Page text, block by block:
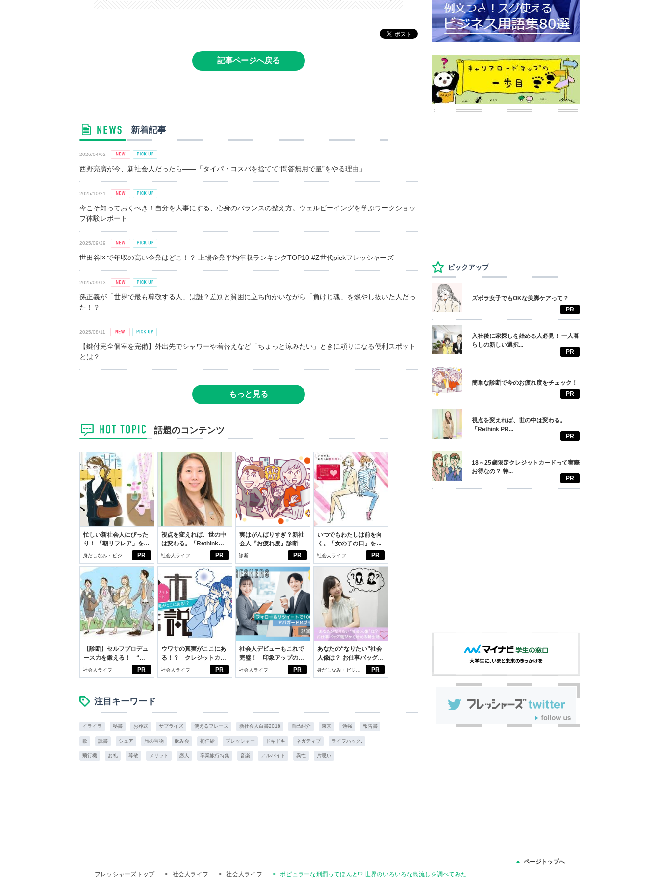
記事ページへ戻る
新着記事
2026/04/02
西野亮廣が今、新社会人だったら――「タイパ・コスパを捨てて“問答無用で量”をやる理由」
2025/10/21
今こそ知っておくべき！自分を大事にする、心身のバランスの整え方。ウェルビーイングを学ぶワークショッ
プ体験レポート
2025/09/29
世田谷区で年収の高い企業はどこ！？ 上場企業平均年収ランキングTOP10 #Z世代pickフレッシャーズ
2025/09/13
孫正義が「世界で最も尊敬する人」は誰？差別と貧困に立ち向かいながら「負けじ魂」を燃やし抜いた人だっ
た！？
2025/08/11
【鍵付完全個室を完備】外出先でシャワーや着替えなど「ちょっと涼みたい」ときに頼りになる便利スポット
とは？
もっと見る
話題のコンテンツ
PR
忙しい新社会人にぴった
り！ 「朝リフレア」をは
じめよう。しっかりニオ
イケアして24時間快適。
身だしなみ・ビジネ
スアイテム
PR
視点を変えれば、世の中
は変わる。「Rethink
PROJECT」がつたえた
社会人ライフ PR
実はがんばりすぎ？新社
会人『お疲れ度』診断
診断 PR
いつでもわたしは前を向
く。「女の子の日」を前
向きに♪社会人エリ・大
社会人ライフ
PR
【診断】セルフプロデュ
ース力を鍛える！ “ジ
ブン観”診断
社会人ライフ PR
ウワサの真実がここにあ
る！？ クレジットカー
ドの都市伝説
社会人ライフ PR
社会人デビューもこれで
完璧！ 印象アップのセ
ルフプロデュース術
社会人ライフ PR
あなたの“なりたい”社会
人像は？ お仕事バッグ選
びから始める新生活
身だしなみ・ビジネ
スアイテム
注目キーワード
イライラ 秘書 お葬式 サプライズ 使えるフレーズ 新社会人白書2018 自己紹介 東京 勉強 報告書
歌 読書 シェア 旅の宝物 飲み会 初任給 プレッシャー ドキドキ ネガティブ ライフハック.
飛行機 お礼 尊敬 メリット 恋人 卒業旅行特集 音楽 アルバイト 異性 片思い
ピックアップ
ズボラ女子でもOKな美脚ケアって？
PR
入社後に家探しを始める人必見！ 一人暮
らしの新しい選択...
PR
簡単な診断で今のお疲れ度をチェック！
PR
視点を変えれば、世の中は変わる。
「Rethink PR...
PR
18～25歳限定クレジットカードって実際
お得なの？ 特...
PR
ページトップへ
フレッシャーズトップ
> 社会人ライフ > 社会人ライフ > ポピュラーな刑罰ってほんと!? 世界のいろいろな島流しを調べてみた